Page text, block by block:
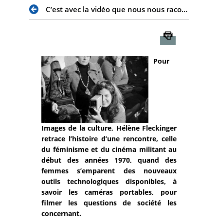
C’est avec la vidéo que nous nous raconterons
Pour
Images de la culture, Hélène Fleckinger
retrace l’histoire d’une rencontre, celle
du féminisme et du cinéma militant au
début des années 1970, quand des
femmes s’emparent des nouveaux
outils technologiques disponibles, à
savoir les caméras portables, pour
filmer les questions de société les
concernant.